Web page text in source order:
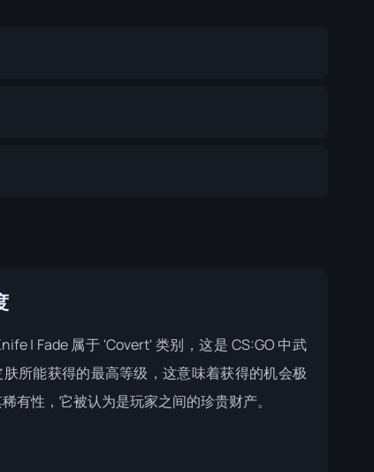
| Fade 属于 'Covert' 类别，这是 CS:GO 中武
所能获得的最高等级，这意味着获得的机会极
有性，它被认为是玩家之间的珍贵财产。